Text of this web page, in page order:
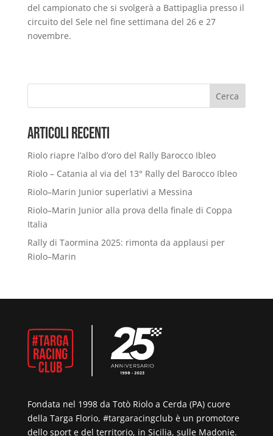
del campionato che si svolgerà a Battipaglia presso il
circuito del Sele nel fine settimana del 26 e 27
novembre.
Cerca
Articoli Recenti
Riolo riapre l’albo d’oro del Rally Barocco Ibleo
Riolo – Catania al via del 13° Rally del Barocco Ibleo
Riolo–Marin Junior superlativi a Messina
Riolo–Marin Junior alla prova della finale di Coppa
Italia
Rally di Taormina 2025: rimonta da applausi per
Riolo–Marin
Fondata nel 1998 da Totò Riolo a Cerda (PA) cuore
della Targa Florio, #targaracingclub è un promotore
dello sport e del territorio, in Sicilia, sulle Madonie.